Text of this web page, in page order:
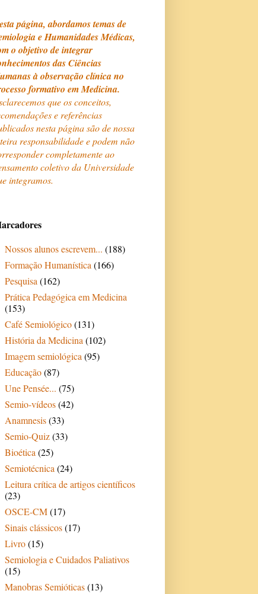
página, abordamos temas de
e Humanidades Médicas,
o objetivo de integrar
das Ciências
à observação clínica no
formativo em Medicina.
que os conceitos,
e referências
nesta página são de nossa
responsabilidade e podem não
completamente ao
coletivo da Universidade
integramos.
Nossos alunos escrevem... (188)
Formação Humanística (166)
Pesquisa (162)
Prática Pedagógica em Medicina
(153)
Café Semiológico(131)
História da Medicina (102)
Imagem semiológica (95)
Educação(87)
Une Pensée... (75)
Semio-vídeos(42)
Anamnesis(33)
Semio-Quiz(33)
Bioética (25)
Semiotécnica (24)
Leitura crítica de artigos científicos
(23)
OSCE-CM(17)
Sinais clássicos(17)
Livro(15)
Semiologia e Cuidados Paliativos
(15)
Manobras Semióticas(13)